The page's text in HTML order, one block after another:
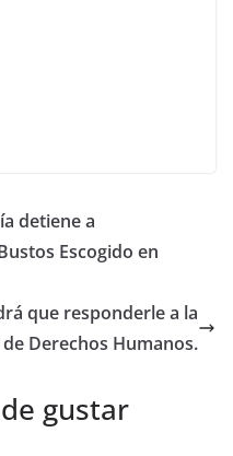
detiene a
Escogido en
que responderle a la
Derechos Humanos.
gustar